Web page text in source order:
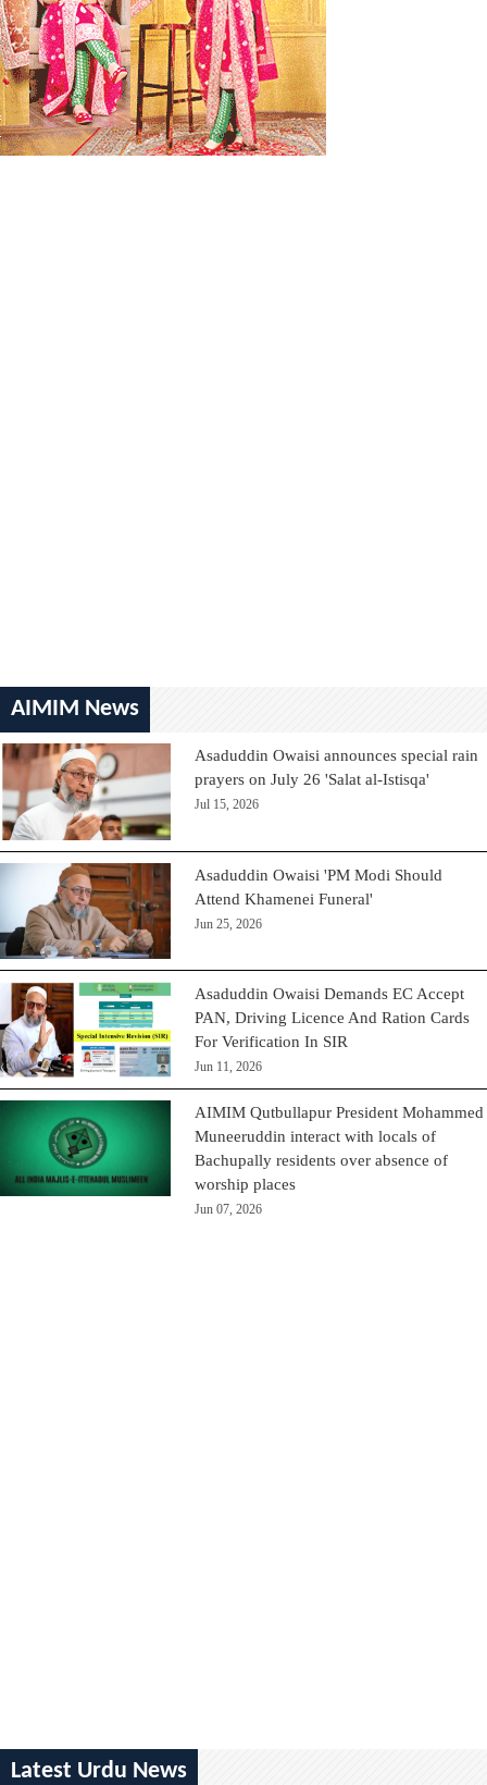
AIMIM News
Asaduddin Owaisi announces special rain
prayers on July 26 'Salat al-Istisqa'
Jul 15, 2026
Asaduddin Owaisi 'PM Modi Should
Attend Khamenei Funeral'
Jun 25, 2026
Asaduddin Owaisi Demands EC Accept
PAN, Driving Licence And Ration Cards
For Verification In SIR
Jun 11, 2026
AIMIM Qutbullapur President Mohammed
Muneeruddin interact with locals of
Bachupally residents over absence of
worship places
Jun 07, 2026
Latest Urdu News